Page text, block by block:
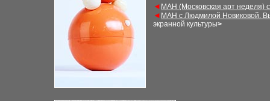
◄ МАН (Московская арт неделя)
◄ МАН с Людмилой Новиковой.
экранной культуры>